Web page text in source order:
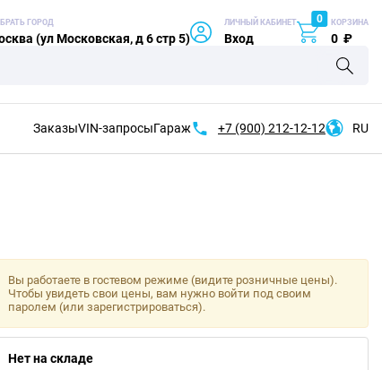
ГОРОД
(ул Московская, д 6 стр 5)
ЛИЧНЫЙ КАБИНЕТ
Вход
0 КОРЗИНА
0 ₽
ЗаказыVIN-запросыГараж +7 (900) 212-12-12 RU
Вы работаете в гостевом режиме (видите розничные цены).
Чтобы увидеть свои цены, вам нужно войти под своим
паролем (или зарегистрироваться).
Нет на складе